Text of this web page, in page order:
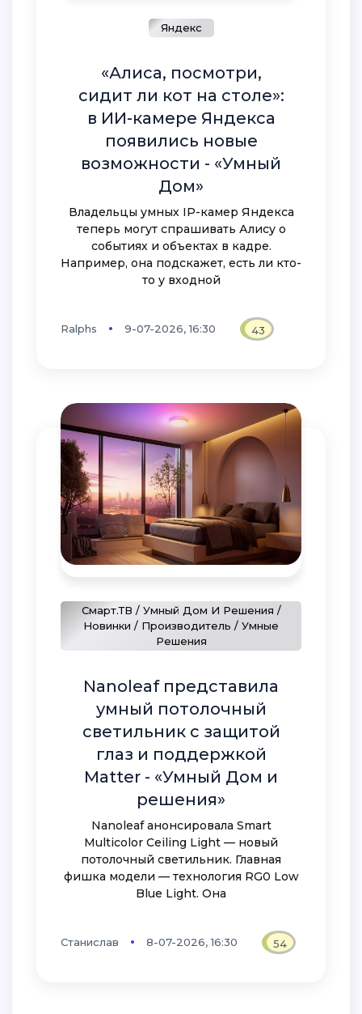
Яндекс
«Алиса, посмотри,
сидит ли кот на столе»:
в ИИ-камере Яндекса
появились новые
возможности - «Умный
Дом»
Владельцы умных IP-камер Яндекса
теперь могут спрашивать Алису о
событиях и объектах в кадре.
Например, она подскажет, есть ли кто-
то у входной
Ralphs 9-07-2026, 16:30 43
Смарт.ТВ / Умный Дом И Решения /
Новинки / Производитель / Умные
Решения
Nanoleaf представила
умный потолочный
светильник с защитой
глаз и поддержкой
Matter - «Умный Дом и
решения»
Nanoleaf анонсировала Smart
Multicolor Ceiling Light — новый
потолочный светильник. Главная
фишка модели — технология RG0 Low
Blue Light. Она
Станислав 8-07-2026, 16:30 54